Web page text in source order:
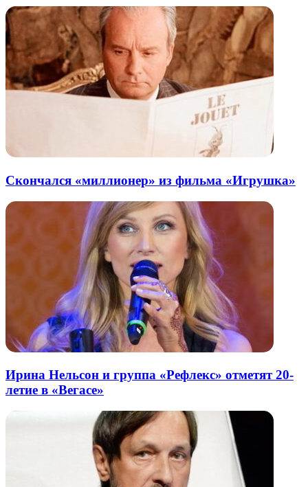
Скончался «миллионер» из фильма «Игрушка»
Ирина Нельсон и группа «Рефлекс» отметят 20-
летие в «Вегасе»